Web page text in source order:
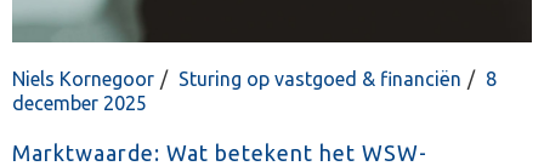
Niels Kornegoor Sturing op vastgoed & financiën
8
december 2025
Marktwaarde: Wat betekent het WSW-